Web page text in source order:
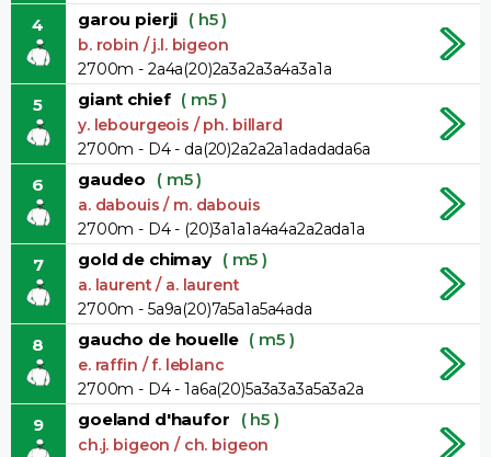
4 garou pierji ( h5 )
b. robin / j.l. bigeon
2700m - 2a4a(20)2a3a2a3a4a3a1a
5 giant chief ( m5 )
y. lebourgeois / ph. billard
2700m - D4 - da(20)2a2a2a1adadada6a
6 gaudeo ( m5 )
a. dabouis / m. dabouis
2700m - D4 - (20)3a1a1a4a4a2a2ada1a
7 gold de chimay ( m5 )
a. laurent / a. laurent
2700m - 5a9a(20)7a5a1a5a4ada
8 gaucho de houelle ( m5 )
e. raffin / f. leblanc
2700m - D4 - 1a6a(20)5a3a3a3a5a3a2a
9 goeland d'haufor ( h5 )
ch.j. bigeon / ch. bigeon